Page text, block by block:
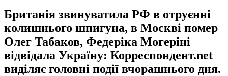
Британія звинуватила РФ в отруєнні
колишнього шпигуна, в Москві помер
Олег Табаков, Федеріка Могеріні
відвідала Україну: Корреспондент.net
виділяє головні події вчорашнього дня.